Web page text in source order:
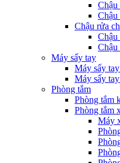
Chậu
Chậu
Chậu rửa
Chậu
Chậu
Máy sấy tay
Máy sấy
Máy sấy
Phòng tắm
Phòng tắm
Phòng tắm
Máy